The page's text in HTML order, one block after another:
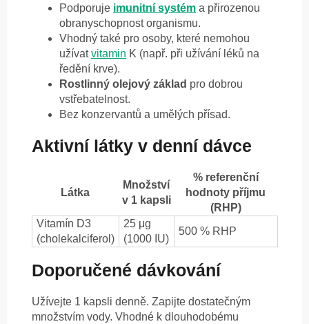
Podporuje imunitní systém a přirozenou
obranyschopnost organismu.
Vhodný také pro osoby, které nemohou
užívatvitamin K (např. při užívání léků na
ředění krve).
Rostlinný olejový základ pro dobrou
vstřebatelnost.
Bez konzervantů a umělých přísad.
Aktivní látky v denní dávce
Látka
Množství
v 1 kapsli
% referenční
hodnoty příjmu
(RHP)
Vitamín D3
(cholekalciferol)
25 μg
(1000 IU)
500 % RHP
Doporučené dávkování
Užívejte 1 kapsli denně. Zapijte dostatečným
množstvím vody. Vhodné k dlouhodobému